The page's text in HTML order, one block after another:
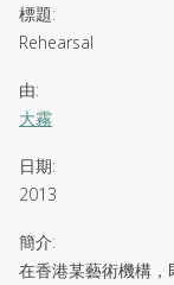
標題:
Rehearsal
由:
大霧
日期:
2013
簡介:
在香港某藝術機構，